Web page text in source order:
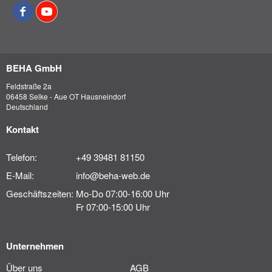
BEHA GmbH
Feldstraße 2a
06458 Selke - Aue OT Hausneindorf
Deutschland
Kontakt
Telefon:
+49 39481 81150
E-Mail:
info@beha-web.de
Geschäftszeiten: Mo-Do 07:00-16:00 Uhr
Fr 07:00-15:00 Uhr
Unternehmen
Über uns AGB